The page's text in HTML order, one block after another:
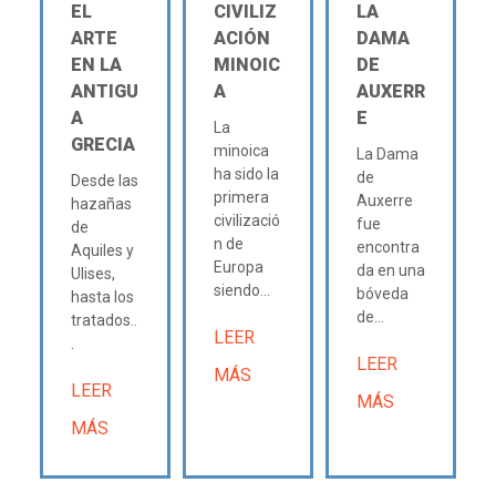
EL
ARTE
EN LA
ANTIGU
A
GRECIA
Desde las
hazañas
de
Aquiles y
Ulises,
hasta los
tratados..
LEER
MÁS
CIVILIZ
ACIÓN
MINOIC
A
La
minoica
ha sido la
primera
civilizació
n de
Europa
siendo...
LEER
MÁS
LA
DAMA
DE
AUXERR
E
La Dama
de
Auxerre
fue
encontra
da en una
bóveda
de...
LEER
MÁS